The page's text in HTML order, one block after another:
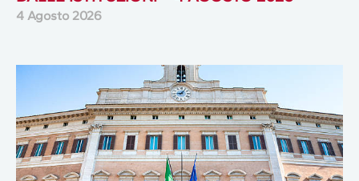
4 Agosto 2026